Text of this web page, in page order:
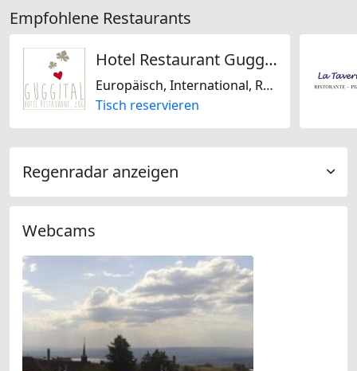
Empfohlene Restaurants
Hotel Restaurant Guggital
Europäisch, International, Regional, Schweizerisch, Saisonal, Glutenfrei, Laktosefrei, Italienisch
Tisch reservieren
Regenradar anzeigen
Webcams